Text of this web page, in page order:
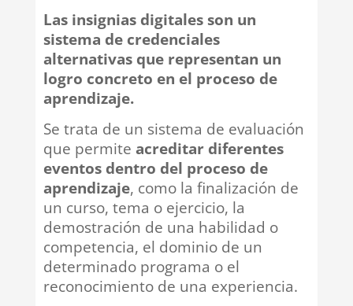
Las insignias digitales son un
sistema de credenciales
alternativas que representan un
logro concreto en el proceso de
aprendizaje.
Se trata de un sistema de evaluación
que permite acreditar diferentes
eventos dentro del proceso de
aprendizaje, como la finalización de
un curso, tema o ejercicio, la
demostración de una habilidad o
competencia, el dominio de un
determinado programa o el
reconocimiento de una experiencia.